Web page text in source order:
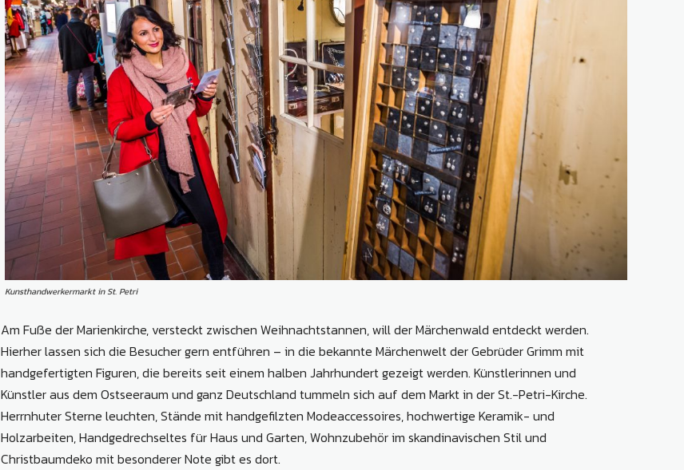
Kunsthandwerkermarkt in St. Petri
Am Fuße der Marienkirche, versteckt zwischen Weihnachtstannen, will der Märchenwald entdeckt werden.
Hierher lassen sich die Besucher gern entführen – in die bekannte Märchenwelt der Gebrüder Grimm mit
handgefertigten Figuren, die bereits seit einem halben Jahrhundert gezeigt werden. Künstlerinnen und
Künstler aus dem Ostseeraum und ganz Deutschland tummeln sich auf dem Markt in der St.-Petri-Kirche.
Herrnhuter Sterne leuchten, Stände mit handgefilzten Modeaccessoires, hochwertige Keramik- und
Holzarbeiten, Handgedrechseltes für Haus und Garten, Wohnzubehör im skandinavischen Stil und
Christbaumdeko mit besonderer Note gibt es dort.